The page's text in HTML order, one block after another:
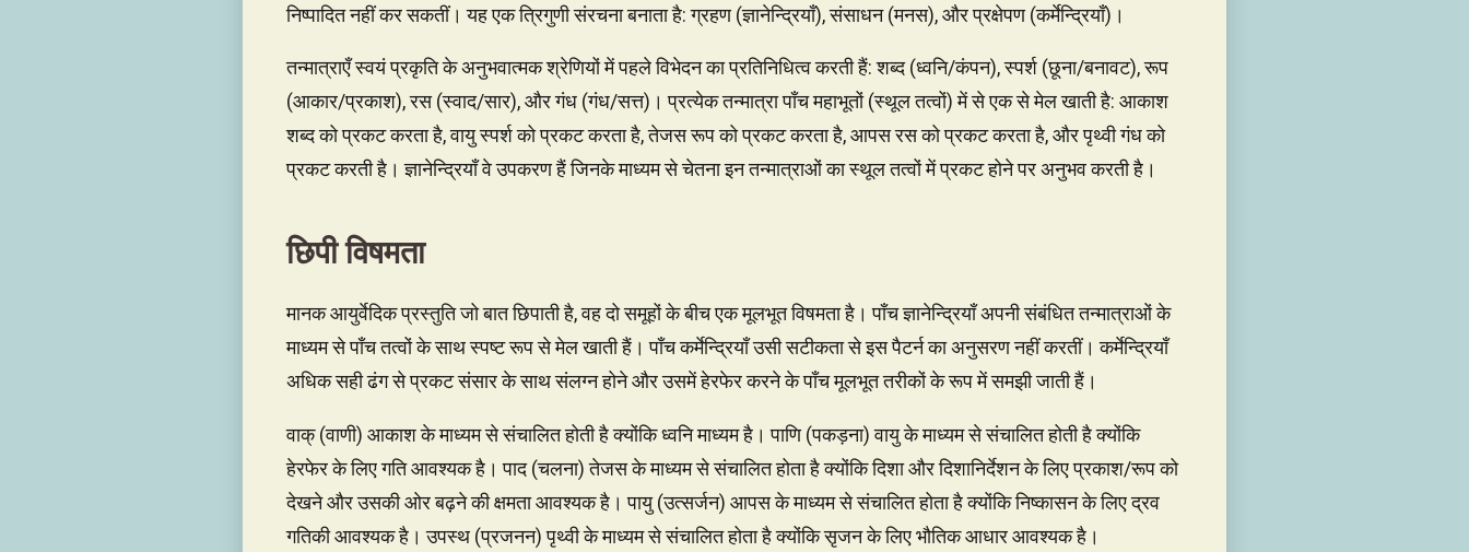
निष्पादित नहीं कर सकतीं। यह एक त्रिगुणी संरचना बनाता है: ग्रहण (ज्ञानेन्द्रियाँ), संसाधन (मनस), और प्रक्षेपण (कर्मेन्द्रियाँ)।
तन्मात्राएँ स्वयं प्रकृति के अनुभवात्मक श्रेणियों में पहले विभेदन का प्रतिनिधित्व करती हैं: शब्द (ध्वनि/कंपन), स्पर्श (छूना/बनावट), रूप
(आकार/प्रकाश), रस (स्वाद/सार), और गंध (गंध/सत्त)। प्रत्येक तन्मात्रा पाँच महाभूतों (स्थूल तत्वों) में से एक से मेल खाती है: आकाश
शब्द को प्रकट करता है, वायु स्पर्श को प्रकट करता है, तेजस रूप को प्रकट करता है, आपस रस को प्रकट करता है, और पृथ्वी गंध को
प्रकट करती है। ज्ञानेन्द्रियाँ वे उपकरण हैं जिनके माध्यम से चेतना इन तन्मात्राओं का स्थूल तत्वों में प्रकट होने पर अनुभव करती है।
छिपी विषमता
मानक आयुर्वेदिक प्रस्तुति जो बात छिपाती है, वह दो समूहों के बीच एक मूलभूत विषमता है। पाँच ज्ञानेन्द्रियाँ अपनी संबंधित तन्मात्राओं के
माध्यम से पाँच तत्वों के साथ स्पष्ट रूप से मेल खाती हैं। पाँच कर्मेन्द्रियाँ उसी सटीकता से इस पैटर्न का अनुसरण नहीं करतीं। कर्मेन्द्रियाँ
अधिक सही ढंग से प्रकट संसार के साथ संलग्न होने और उसमें हेरफेर करने के पाँच मूलभूत तरीकों के रूप में समझी जाती हैं।
वाक् (वाणी) आकाश के माध्यम से संचालित होती है क्योंकि ध्वनि माध्यम है। पाणि (पकड़ना) वायु के माध्यम से संचालित होती है क्योंकि
हेरफेर के लिए गति आवश्यक है। पाद (चलना) तेजस के माध्यम से संचालित होता है क्योंकि दिशा और दिशानिर्देशन के लिए प्रकाश/रूप को
देखने और उसकी ओर बढ़ने की क्षमता आवश्यक है। पायु (उत्सर्जन) आपस के माध्यम से संचालित होता है क्योंकि निष्कासन के लिए द्रव
गतिकी आवश्यक है। उपस्थ (प्रजनन) पृथ्वी के माध्यम से संचालित होता है क्योंकि सृजन के लिए भौतिक आधार आवश्यक है।